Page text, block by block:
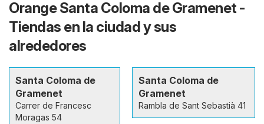
Orange Santa Coloma de Gramenet -
Tiendas en la ciudad y sus
alrededores
Santa Coloma de
Gramenet
Carrer de Francesc
Moragas 54
Santa Coloma de
Gramenet
Rambla de Sant Sebastià 41